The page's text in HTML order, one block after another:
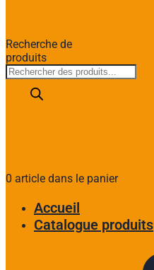
Recherche de
produits
0 article dans le panier
Accueil
Catalogue produits